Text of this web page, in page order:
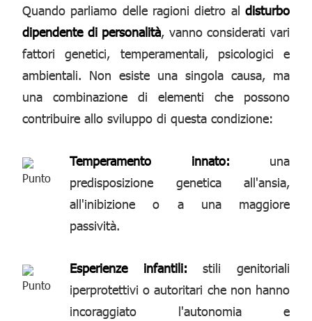
Quando parliamo delle ragioni dietro al disturbo
dipendente di personalità, vanno considerati vari
fattori genetici, temperamentali, psicologici e
ambientali. Non esiste una singola causa, ma
una combinazione di elementi che possono
contribuire allo sviluppo di questa condizione:
Temperamento innato: una
predisposizione genetica all'ansia,
all'inibizione o a una maggiore
passività.
Esperienze infantili: stili genitoriali
iperprotettivi o autoritari che non hanno
incoraggiato l'autonomia e